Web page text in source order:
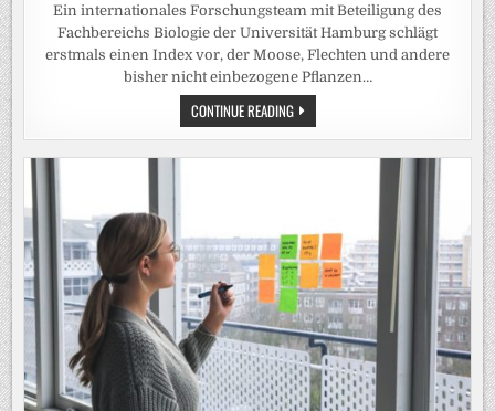
Ein internationales Forschungsteam mit Beteiligung des
Fachbereichs Biologie der Universität Hamburg schlägt
erstmals einen Index vor, der Moose, Flechten und andere
bisher nicht einbezogene Pflanzen…
CONTINUE READINGNEUER
INDEX
VERBESSERT
WALDÖKOSYSTEMEN